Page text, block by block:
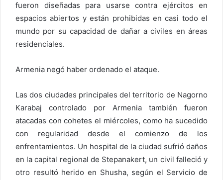
fueron diseñadas para usarse contra ejércitos en
espacios abiertos y están prohibidas en casi todo el
mundo por su capacidad de dañar a civiles en áreas
residenciales.
Armenia negó haber ordenado el ataque.
Las dos ciudades principales del territorio de Nagorno
Karabaj controlado por Armenia también fueron
atacadas con cohetes el miércoles, como ha sucedido
con regularidad desde el comienzo de los
enfrentamientos. Un hospital de la ciudad sufrió daños
en la capital regional de Stepanakert, un civil falleció y
otro resultó herido en Shusha, según el Servicio de